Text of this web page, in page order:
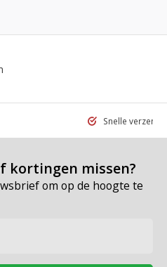
Snelle
kortingen missen?
om op de hoogte te